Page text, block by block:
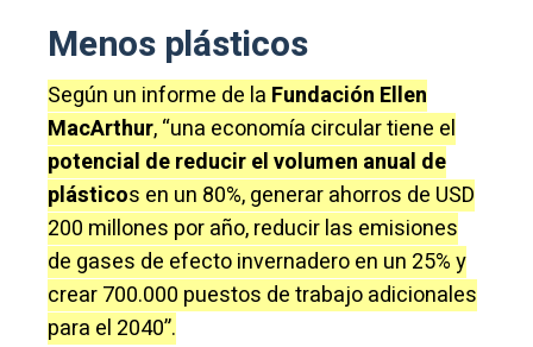
Menos plásticos
Según un informe de la Fundación Ellen
MacArthur, “una economía circular tiene el
potencial de reducir el volumen anual de
plásticos en un 80%, generar ahorros de USD
200 millones por año, reducir las emisiones
de gases de efecto invernadero en un 25% y
crear 700.000 puestos de trabajo adicionales
para el 2040”.